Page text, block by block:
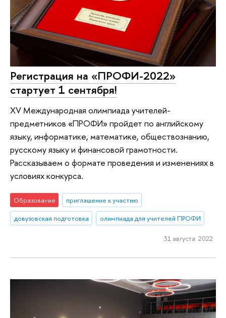
Регистрация на «ПРОФИ-2022»
стартует 1 сентября!
XV Международная олимпиада учителей-
предметников «ПРОФИ» пройдет по английскому
языку, информатике, математике, обществознанию,
русскому языку и финансовой грамотности.
Рассказываем о формате проведения и изменениях в
условиях конкурса.
Образование
приглашение к участию
довузовская подготовка
олимпиада для учителей ПРОФИ
31 августа 2022